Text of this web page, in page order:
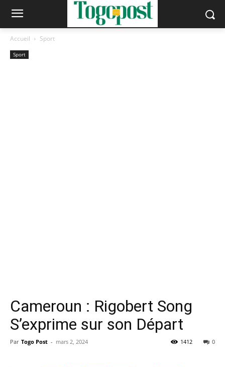
Accueil Sport
Sport
Cameroun : Rigobert Song
S’exprime sur son Départ
Par Togo Post - mars 2, 2024 0
1412